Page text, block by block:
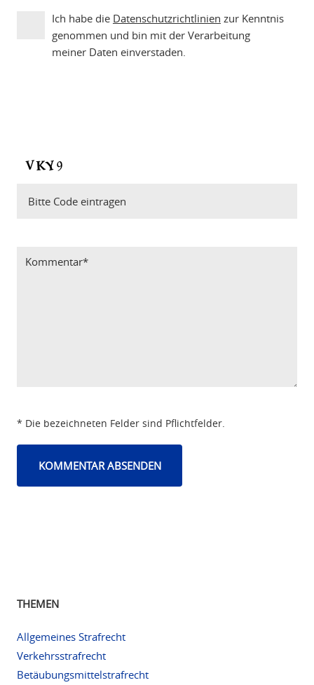
Ich habe die Datenschutzrichtlinien zur Kenntnis
genommen und bin mit der Verarbeitung
meiner Daten einverstaden.
* Die bezeichneten Felder sind Pflichtfelder.
THEMEN
Allgemeines Strafrecht
Verkehrsstrafrecht
Betäubungsmittelstrafrecht